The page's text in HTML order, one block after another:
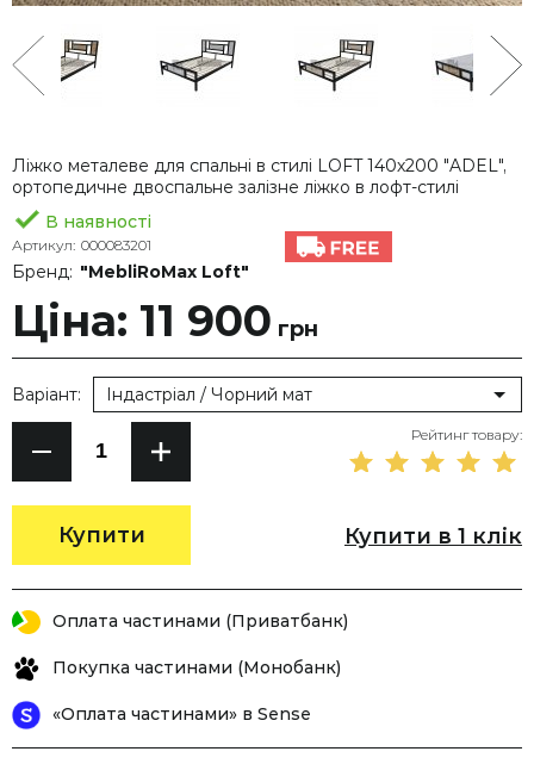
Ліжко металеве для спальні в стилі LOFT 140х200 "ADEL",
ортопедичне двоспальне залізне ліжко в лофт-стилі
В наявності
Артикул: 000083201
Бренд: "MebliRoMax Loft"
Ціна: 11 900 грн
Купити
Варіант: Індастріал / Чорний мат
Рейтинг товару:
Купити в 1 клік
Оплата частинами (Приватбанк)
Покупка частинами (Монобанк)
«Оплата частинами» в Sense